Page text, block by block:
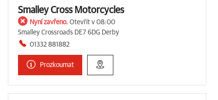
Smalley Cross Motorcycles
Nyní zavřeno. Otevřít v 08:00
Smalley Crossroads DE7 6DG Derby
01332 881882
Prozkoumat